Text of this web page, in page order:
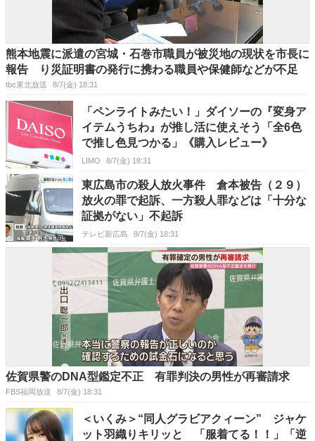
熊本地震に派遣の宮城・石巻市職員が被災地の現状を市長に
報告 り災証明書の発行に携わる職員や保健師などが不足
tbc東北放送 8/7(金) 18:31
「ペンライトみたい！」ダイソーの『変身ア
イテムうちわ』が推し活に使えそう「全6色
で推し色見つかる」《購入レビュー》
LIMO 8/7(金) 18:31
東広島市の殺人放火事件 倉本被告（２９）
放火の罪で起訴、一方殺人罪などは「十分な
証拠がない」不起訴
テレビ新広島 8/7(金) 18:31
佐賀県警のDNA型鑑定不正 有罪判決の男性が再審請求
FBS福岡放送 8/7(金) 18:31
＜いくみ＞“同人グラビアクィーン” ジャケ
ット羽織りキリッと 「服着てる！！」「逆